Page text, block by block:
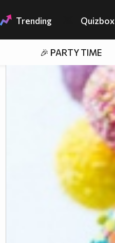
Trending Quizbox
🎉 PARTY TIME